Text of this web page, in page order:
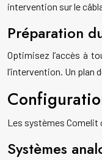
intervention sur le
Préparation
Optimisez l’accès à
l’intervention. Un plan
Les systèmes Comelit
Systèmes